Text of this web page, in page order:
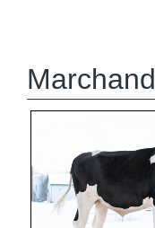
Marchand